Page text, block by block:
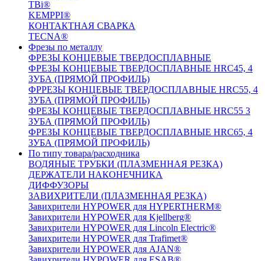
TBi®
KEMPPI®
КОНТАКТНАЯ СВАРКА
TECNA®
Фрезы по металлу
ФРЕЗЫ КОНЦЕВЫЕ ТВЕРДОСПЛАВНЫЕ
ФРЕЗЫ КОНЦЕВЫЕ ТВЕРДОСПЛАВНЫЕ HRC45, 4
ЗУБА (ПРЯМОЙ ПРОФИЛЬ)
ФРРЕЗЫ КОНЦЕВЫЕ ТВЕРДОСПЛАВНЫЕ HRC55, 4
ЗУБА (ПРЯМОЙ ПРОФИЛЬ)
ФРЕЗЫ КОНЦЕВЫЕ ТВЕРДОСПЛАВНЫЕ HRC55 3
ЗУБА (ПРЯМОЙ ПРОФИЛЬ)
ФРЕЗЫ КОНЦЕВЫЕ ТВЕРДОСПЛАВНЫЕ HRC65, 4
ЗУБА (ПРЯМОЙ ПРОФИЛЬ)
По типу товара/расходника
ВОДЯНЫЕ ТРУБКИ (ПЛАЗМЕННАЯ РЕЗКА)
ДЕРЖАТЕЛИ НАКОНЕЧНИКА
ДИФФУЗОРЫ
ЗАВИХРИТЕЛИ (ПЛАЗМЕННАЯ РЕЗКА)
Завихрители HYPOWER для HYPERTHERM®
Завихрители HYPOWER для Kjellberg®
Завихрители HYPOWER для Lincoln Electric®
Завихрители HYPOWER для Trafimet®
Завихрители HYPOWER для AJAN®